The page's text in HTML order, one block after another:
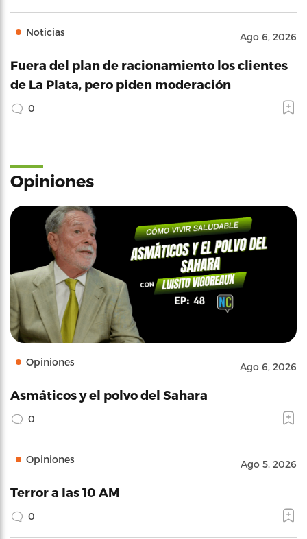
Noticias Ago 6, 2026
Fuera del plan de racionamiento los clientes
de La Plata, pero piden moderación
0
Opiniones
Opiniones Ago 6, 2026
Asmáticos y el polvo del Sahara
0
Opiniones Ago 5, 2026
Terror a las 10 AM
0